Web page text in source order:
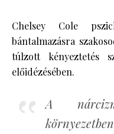
Chelsey Cole
bántalmazásra
túlzott kényeztetés
előidézésében.
A